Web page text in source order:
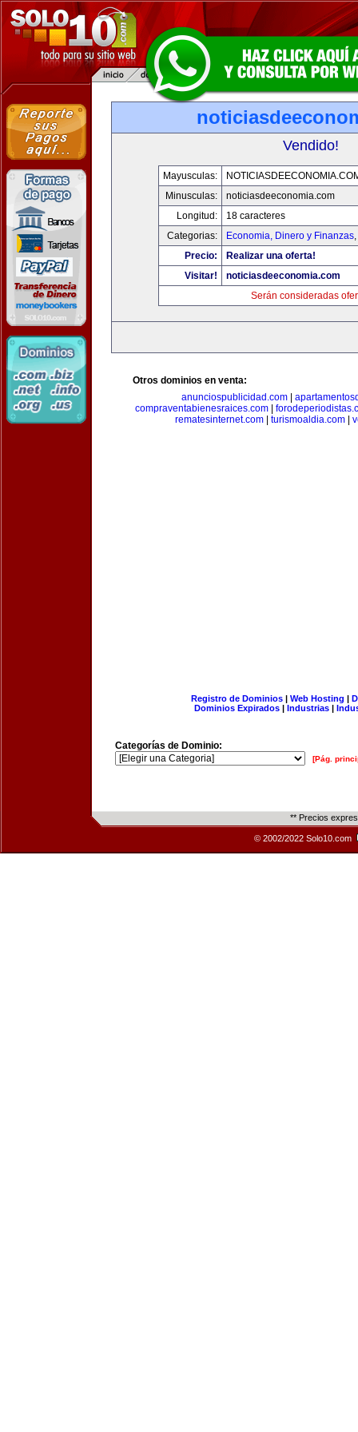
Vendido!
Mayusculas:
Minusculas:
noticiasdeeconomia.com
Longitud:
18 caracteres
Categorias:
Economia, Dinero y Finanzas,
Precio:
Realizar una oferta!
Visitar!
noticiasdeeconomia.com
Serán consideradas
Otros dominios en venta:
anunciospublicidad.com|
compraventabienesraices.com
rematesinternet.com| turismoaldia.com|
Registro de Dominios| Web Hosting |
Dominios Expirados | Industrias |
Categorías de Dominio:
[Pág.
** Precios
© 2002/2022 Solo10.com